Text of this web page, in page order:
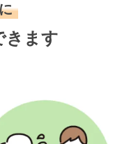
きます